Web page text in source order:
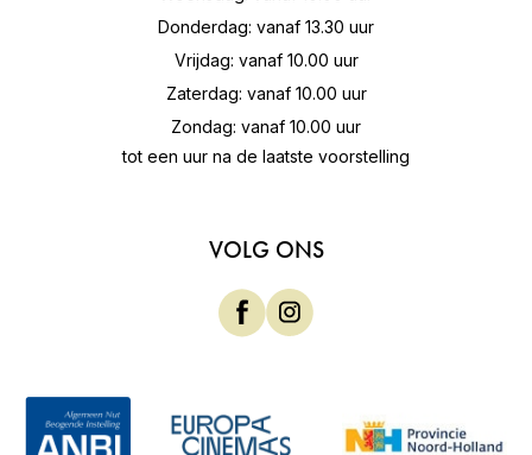
Donderdag: vanaf 13.30 uur
Vrijdag: vanaf 10.00 uur
Zaterdag: vanaf 10.00 uur
Zondag: vanaf 10.00 uur
tot een uur na de laatste voorstelling
VOLG ONS